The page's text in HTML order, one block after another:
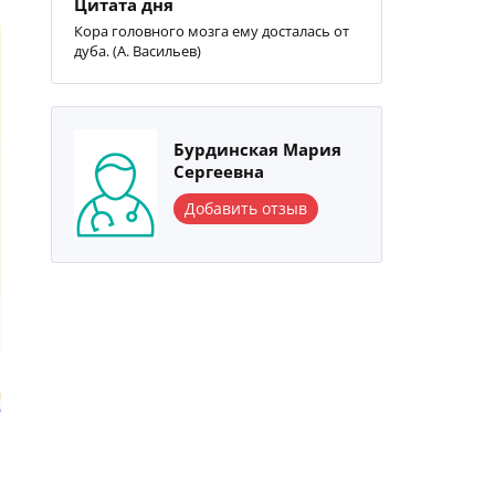
Цитата дня
Кора головного мозга ему досталась от
дуба. (А. Васильев)
Бурдинская Мария
Сергеевна
Добавить отзыв